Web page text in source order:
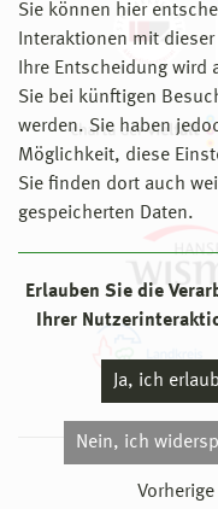
Sie können hier
Interaktionen mit
Ihre Entscheidung wird
Sie bei künftigen
werden. Sie haben
Möglichkeit, diese
Sie finden dort auch
gespeicherten Daten.
Erlauben Sie die
Ihrer
Ja, ich
Nein, ich